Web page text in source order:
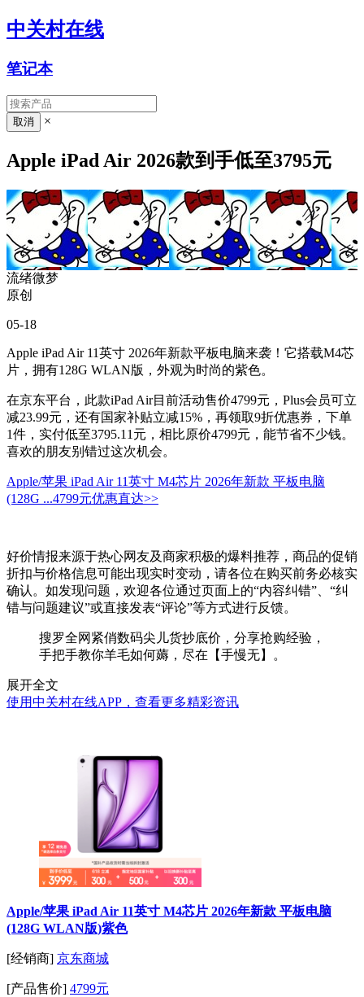
中关村在线
笔记本
×
Apple iPad Air 2026款到手低至3795元
流绪微梦
原创
05-18
Apple iPad Air 11英寸 2026年新款平板电脑来袭！它搭载M4芯
片，拥有128G WLAN版，外观为时尚的紫色。
在京东平台，此款iPad Air目前活动售价4799元，Plus会员可立
减23.99元，还有国家补贴立减15%，再领取9折优惠券，下单
1件，实付低至3795.11元，相比原价4799元，能节省不少钱。
喜欢的朋友别错过这次机会。
Apple/苹果 iPad Air 11英寸 M4芯片 2026年新款 平板电脑
(128G ...4799元优惠直达>>
好价情报来源于热心网友及商家积极的爆料推荐，商品的促销
折扣与价格信息可能出现实时变动，请各位在购买前务必核实
确认。如发现问题，欢迎各位通过页面上的“内容纠错”、“纠
错与问题建议”或直接发表“评论”等方式进行反馈。
搜罗全网紧俏数码尖儿货抄底价，分享抢购经验，
手把手教你羊毛如何薅，尽在【手慢无】。
展开全文
使用中关村在线APP，查看更多精彩资讯
Apple/苹果 iPad Air 11英寸 M4芯片 2026年新款 平板电脑
(128G WLAN版)紫色
[经销商] 京东商城
[产品售价] 4799元